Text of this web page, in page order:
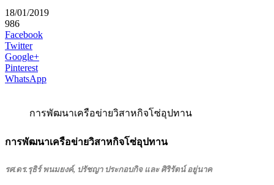
18/01/2019
986
Facebook
Twitter
Google+
Pinterest
WhatsApp
การพัฒนาเครือข่ายวิสาหกิจโซ่อุปทาน
การพัฒนาเครือข่ายวิสาหกิจโซ่อุปทาน
รศ.ดร.รุธิร์ พนมยงค์, ปรัชญา ประกอบกิจ และ ศิริรัตน์ อยู่นาค